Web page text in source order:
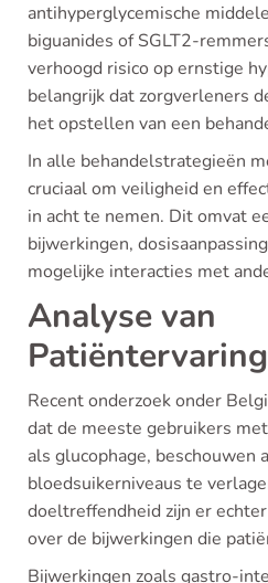
antihyperglycemische
biguanides of SGLT2-
verhoogd risico op ernstige
belangrijk dat zorgverleners
het opstellen van een
In alle behandelstrategieën
cruciaal om veiligheid en
in acht te nemen. Dit omvat
bijwerkingen,
mogelijke interacties met
Analyse van
Recent onderzoek onder
dat de meeste gebruikers
als glucophage, beschouwen
bloedsuikerniveaus te
doeltreffendheid zijn er
over de bijwerkingen die
Bijwerkingen zoals gastro-